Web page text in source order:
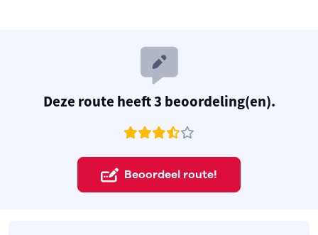
Deze route heeft 3 beoordeling(en).
Beoordeel route!